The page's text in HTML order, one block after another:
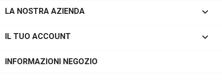
LA NOSTRA AZIENDA 
IL TUO ACCOUNT 
INFORMAZIONI NEGOZIO